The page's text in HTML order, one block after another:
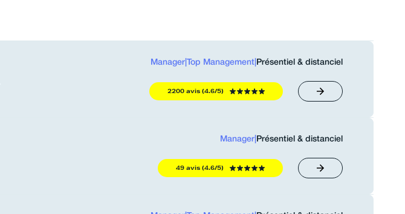
Manager Top Management Présentiel & distanciel
2200 avis (4.6/5)
Manager Présentiel & distanciel
49 avis (4.6/5)